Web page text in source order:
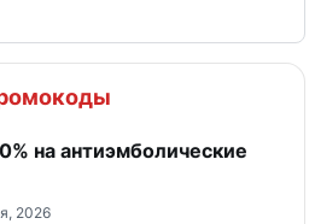
на антиэмболические
2026